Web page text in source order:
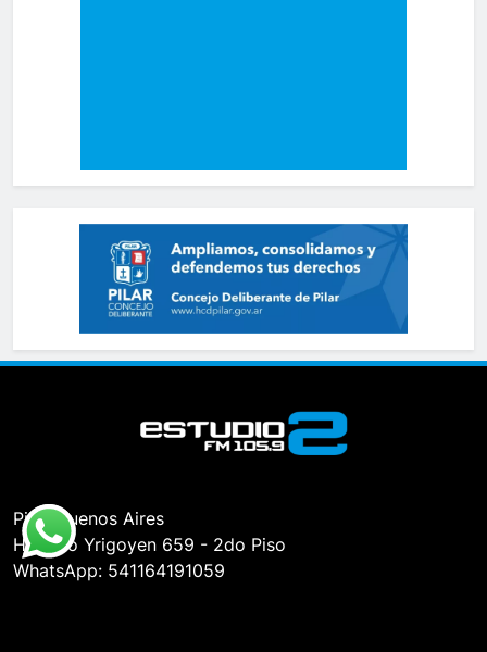
Pilar, Buenos Aires
Hipólito Yrigoyen 659 - 2do Piso
WhatsApp: 541164191059